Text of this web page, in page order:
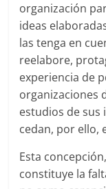
organización
ideas
las tenga en
reelabore,
experiencia de
organizaciones
estudios de sus
cedan, por ello,
Esta
constituye la